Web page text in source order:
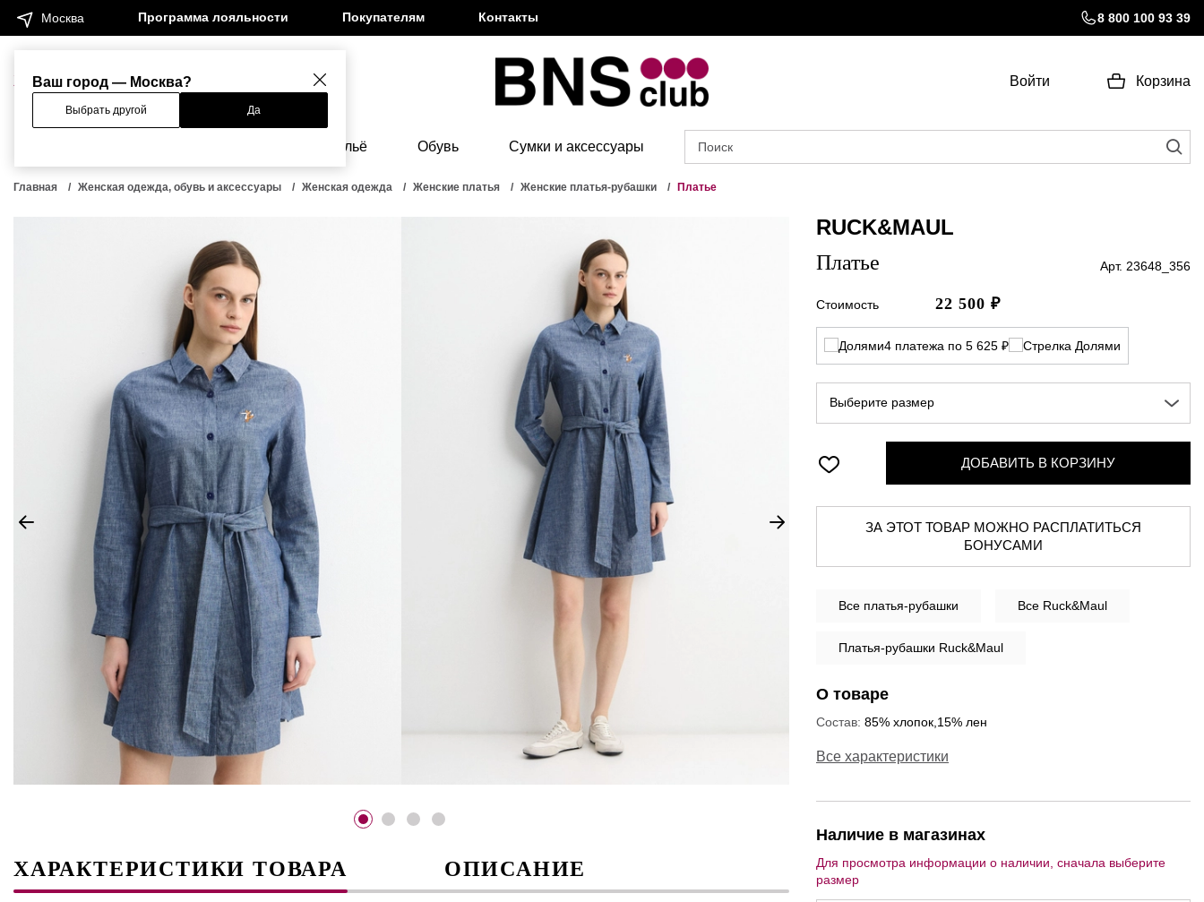
Ваш город — Москва?
Выбрать другой Да
Москва Программа лояльности Покупателям Контакты 8 800 100 93 39
Женщинам Мужчинам Войти Корзина
Бельё Обувь Сумки и аксессуары
Главная Женская одежда, обувь и аксессуары Женская одежда Женские платья Женские платья-рубашки Платье
ХАРАКТЕРИСТИКИ ТОВАРА ОПИСАНИЕ
RUCK&MAUL
Платье Арт. 23648_356
Стоимость 22 500 ₽
4 платежа по 5 625 ₽
Выберите размер
ДОБАВИТЬ В КОРЗИНУ
ЗА ЭТОТ ТОВАР МОЖНО РАСПЛАТИТЬСЯ
БОНУСАМИ
Все платья-рубашки Все Ruck&Maul
Платья-рубашки Ruck&Maul
О товаре
Состав: 85% хлопок,15% лен
Все характеристики
Наличие в магазинах
Для просмотра информации о наличии, сначала выберите
размер